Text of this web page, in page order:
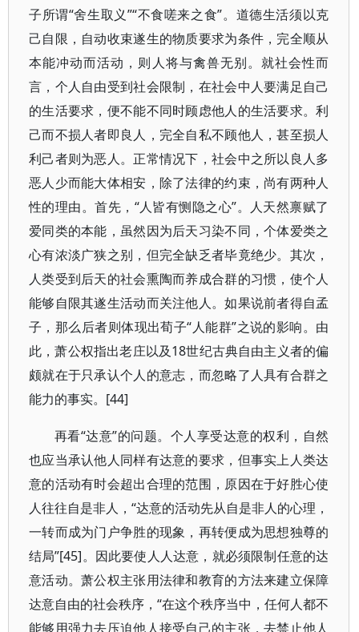
子所谓“舍生取义”“不食嗟来之食”。道德生活须以克
己自限，自动收束遂生的物质要求为条件，完全顺从
本能冲动而活动，则人将与禽兽无别。就社会性而
言，个人自由受到社会限制，在社会中人要满足自己
的生活要求，便不能不同时顾虑他人的生活要求。利
己而不损人者即良人，完全自私不顾他人，甚至损人
利己者则为恶人。正常情况下，社会中之所以良人多
恶人少而能大体相安，除了法律的约束，尚有两种人
性的理由。首先，“人皆有恻隐之心”。人天然禀赋了
爱同类的本能，虽然因为后天习染不同，个体爱类之
心有浓淡广狭之别，但完全缺乏者毕竟绝少。其次，
人类受到后天的社会熏陶而养成合群的习惯，使个人
能够自限其遂生活动而关注他人。如果说前者得自孟
子，那么后者则体现出荀子“人能群”之说的影响。由
此，萧公权指出老庄以及18世纪古典自由主义者的偏
颇就在于只承认个人的意志，而忽略了人具有合群之
能力的事实。[44]
再看“达意”的问题。个人享受达意的权利，自然
也应当承认他人同样有达意的要求，但事实上人类达
意的活动有时会超出合理的范围，原因在于好胜心使
人往往自是非人，“达意的活动先从自是非人的心理，
一转而成为门户争胜的现象，再转便成为思想独尊的
结局”[45]。因此要使人人达意，就必须限制任意的达
意活动。萧公权主张用法律和教育的方法来建立保障
达意自由的社会秩序，“在这个秩序当中，任何人都不
能够用强力去压迫他人接受自己的主张，去禁止他人